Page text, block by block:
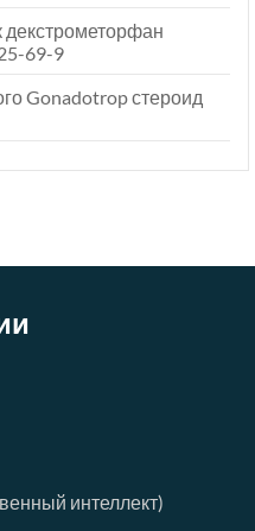
69-9
Gonadotrop стероид
интеллект)